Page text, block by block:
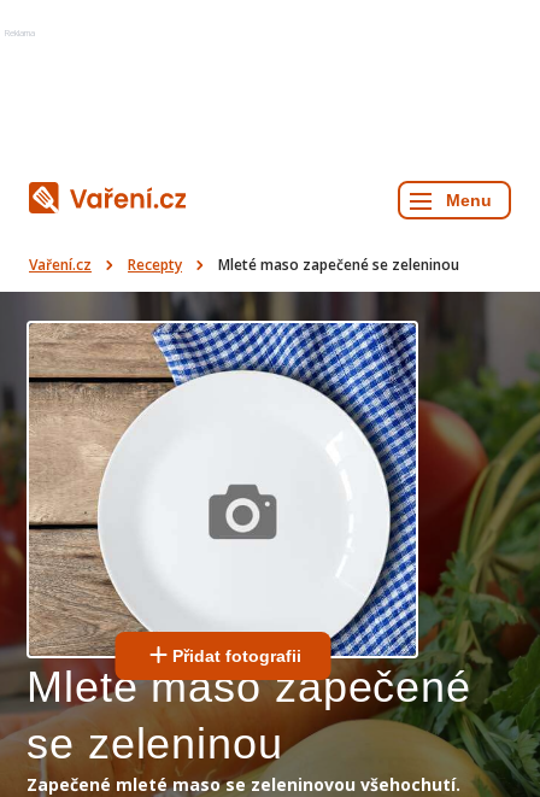
Reklama
Vaření.cz Recepty Mleté maso zapečené se zeleninou
Přidat fotografii
Mleté maso zapečené
se zeleninou
Zapečené mleté maso se zeleninovou všehochutí.